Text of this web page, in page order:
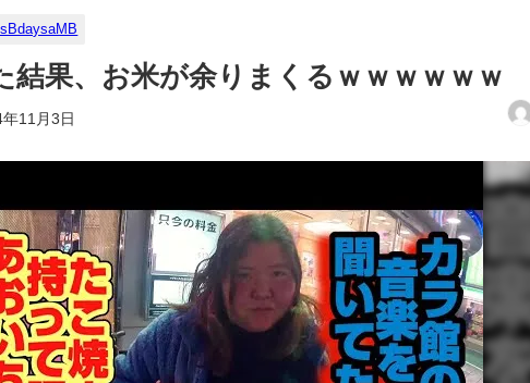
結果、お米が余りまくるｗｗｗｗｗｗ
11月3日